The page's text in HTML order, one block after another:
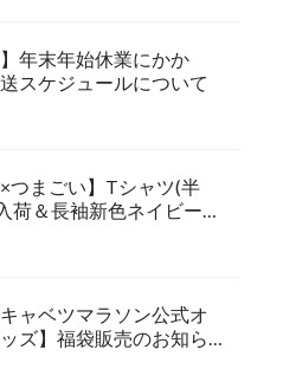
】年末年始休業にかか
スケジュールについて
×つまごい】Tシャツ(半
荷＆長袖新色ネイビー登
キャベツマラソン公式オ
ズ】福袋販売のお知ら